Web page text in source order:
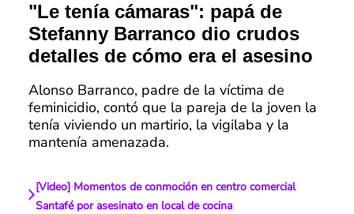
"Le tenía cámaras": papá de
Stefanny Barranco dio crudos
detalles de cómo era el asesino
Alonso Barranco, padre de la víctima de
feminicidio, contó que la pareja de la joven la
tenía viviendo un martirio, la vigilaba y la
mantenía amenazada.
[Video] Momentos de conmoción en centro comercial
Santafé por asesinato en local de cocina